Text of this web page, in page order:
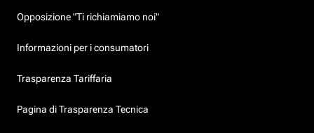
Opposizione "Ti richiamiamo noi"
Informazioni per i consumatori
Trasparenza Tariffaria
Pagina di Trasparenza Tecnica